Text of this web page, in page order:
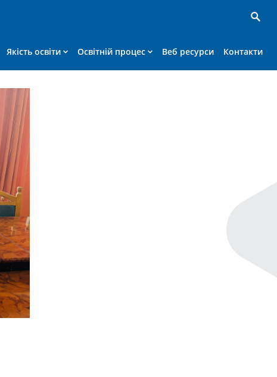
Якість освіти Освітній процес Веб ресурси Контакти